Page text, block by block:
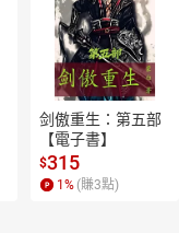
剑傲重生：第五部
【電子書】
$315
1 % (賺3點)